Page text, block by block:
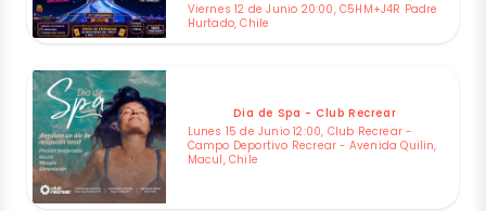
Viernes 12 de Junio 20:00, C5HM+J4R Padre
Hurtado, Chile
Dia de Spa - Club Recrear
Lunes 15 de Junio 12:00, Club Recrear -
Campo Deportivo Recrear - Avenida Quilin,
Macul, Chile